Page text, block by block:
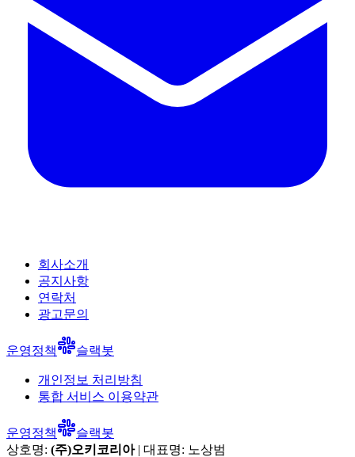
회사소개
공지사항
연락처
광고문의
운영정책 슬랙봇
개인정보 처리방침
통합 서비스 이용약관
운영정책
슬랙봇
상호명: (주)오키코리아| 대표명: 노상범